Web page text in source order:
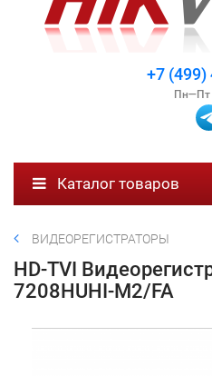
+7 (499)
Пн—Пт
Каталог товаров
ВИДЕОРЕГИСТРАТОРЫ
HD-TVI
7208HUHI-M2/FA